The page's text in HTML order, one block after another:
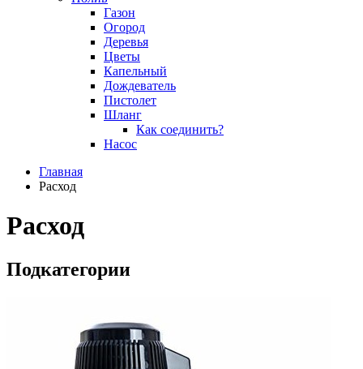
Газон
Огород
Деревья
Цветы
Капельный
Дождеватель
Пистолет
Шланг
Как соединить?
Насос
Главная
Расход
Расход
Подкатегории